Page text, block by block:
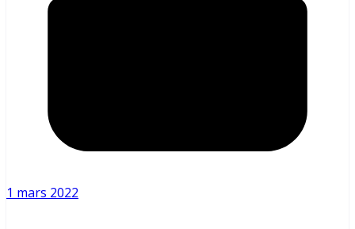
1 mars 2022